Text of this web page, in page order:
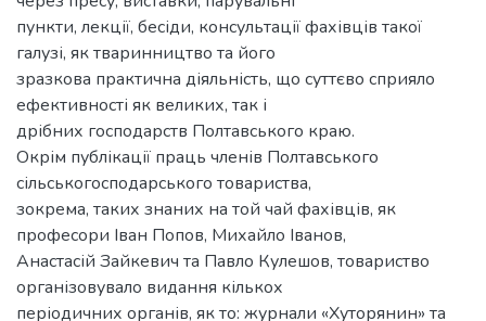
пункти, лекції, бесіди, консультації фахівців такої
галузі, як тваринництво та його
зразкова практична діяльність, що суттєво сприяло
ефективності як великих, так і
дрібних господарств Полтавського краю.
Окрім публікації праць членів Полтавського
сільськогосподарського товариства,
зокрема, таких знаних на той чай фахівців, як
професори Іван Попов, Михайло Іванов,
Анастасій Зайкевич та Павло Кулешов, товариство
організовувало видання кількох
періодичних органів, як то: журнали «Хуторянин» та